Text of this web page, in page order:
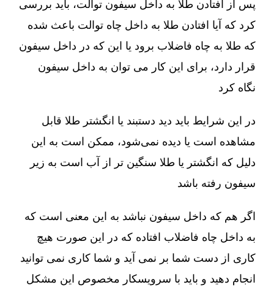
پس از افتادن طلا به داخل سیفون توالت، باید بررسی
کرد که آیا افتادن طلا به داخل چاه توالت باعث شده
که طلا به چاه فاضلاب برود یا این که در داخل سیفون
قرار دارد، برای این کار می توان به داخل سیفون
نگاه کرد
در این شرایط باید دید دستبند یا انگشتر طلا قابل
مشاهده است یا دیده نمی‌شود، ممکن است به این
دلیل که انگشتر یا طلا سنگین تر از آب است به زیر
سیفون رفته باشد
اگر هم که داخل سیفون نباشد به این معنی است که
به داخل چاه فاضلاب افتاده که در این صورت هیچ
کاری از دست شما بر نمی آید و شما کاری نمی توانید
انجام دهید و باید با سرویسکار مخصوص این مشکل